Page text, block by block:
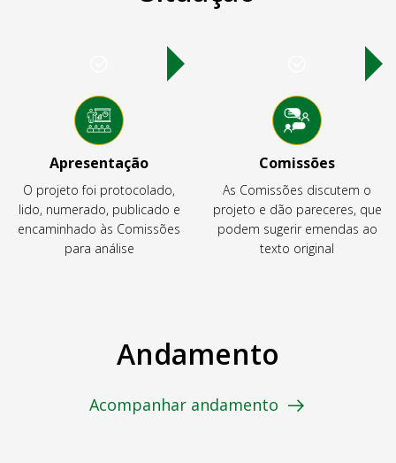
Apresentação
O projeto foi protocolado,
lido, numerado, publicado e
encaminhado às Comissões
para análise
Comissões
As Comissões discutem o
projeto e dão pareceres, que
podem sugerir emendas ao
texto original
Andamento
Acompanhar andamento